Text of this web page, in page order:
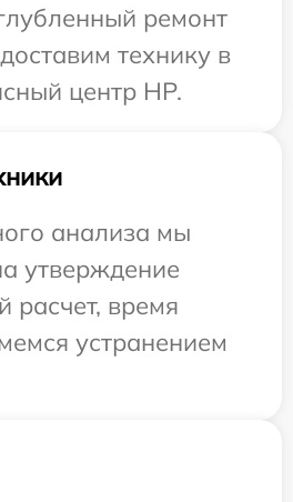
ремонт
технику в
центр HP.
анализа мы
утверждение
расчет, время
устранением